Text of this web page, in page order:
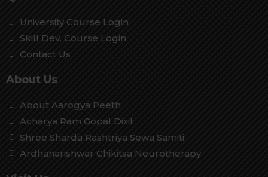
University Course Login
Skill Dev. Course Login
Contact Us
About Us
About Aarogya Peeth
Acharya Ram Gopal Dixit
Shree Sharda Rashtriya Sewa Samiti
Ardhanarishwar Chikitsa Neurotherapy